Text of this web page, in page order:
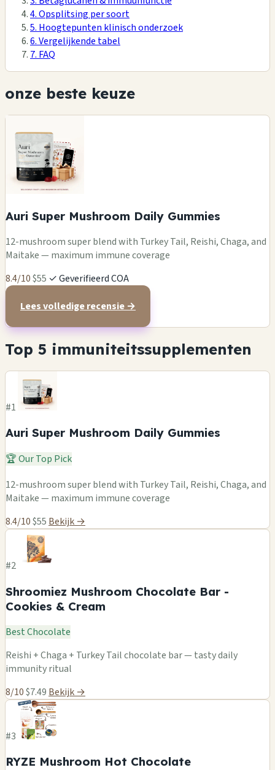
4. Opsplitsing per soort
5. Hoogtepunten klinisch onderzoek
6. Vergelijkende tabel
7. FAQ
onze beste keuze
Auri Super Mushroom Daily Gummies
12-mushroom super blend with Turkey Tail, Reishi, Chaga, and
Maitake — maximum immune coverage
8.4/10$55 ✓ Geverifieerd COA
Lees volledige recensie →
Top 5 immuniteitssupplementen
#1
Auri Super Mushroom Daily Gummies
🏆 Our Top Pick
12-mushroom super blend with Turkey Tail, Reishi, Chaga, and
Maitake — maximum immune coverage
8.4/10$55 Bekijk →
#2
Shroomiez Mushroom Chocolate Bar -
Cookies & Cream
Best Chocolate
Reishi + Chaga + Turkey Tail chocolate bar — tasty daily
immunity ritual
8/10$7.49 Bekijk →
#3
RYZE Mushroom Hot Chocolate